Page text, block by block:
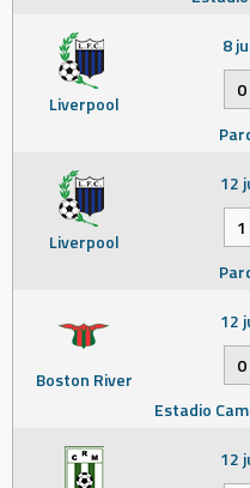
Liverpool
8
0
Liverpool
12
1
Boston River
12
0
Estadio
12